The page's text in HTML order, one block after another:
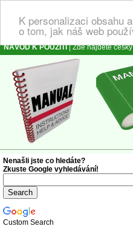
K personalizaci obsahu
o tom, jak náš web
NÁVOD K POUŽITÍ| Zde najdete
Nenašli jste co hledáte?
Zkuste Google vyhledávání!
Custom Search